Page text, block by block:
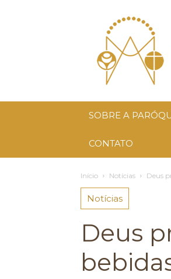
Paróquia
Nossa
Senhora
da
Glória
SOBRE A
CONTATO
Início Notícias Deus
Notícias
Deus